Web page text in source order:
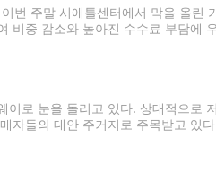
번 주말 시애틀센터에서 막을 올린
비중 감소와 높아진 수수료 부담에
로 눈을 돌리고 있다. 상대적으로
자들의 대안 주거지로 주목받고 있